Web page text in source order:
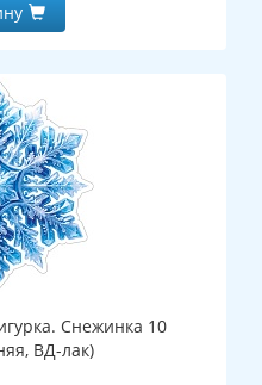
Снежинка 10
ВД-лак)